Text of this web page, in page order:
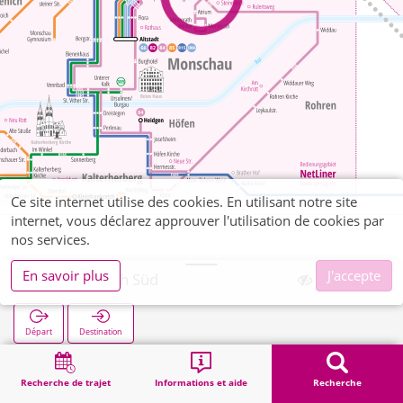
Recherche de trajet Informations et aide Recherche
Imgenbroich Süd
Départ Destination
Démarrage Recherche
Ce site internet utilise des cookies. En utilisant notre site
internet, vous déclarez approuver l'utilisation de cookies par
nos services.
En savoir plus
J'accepte